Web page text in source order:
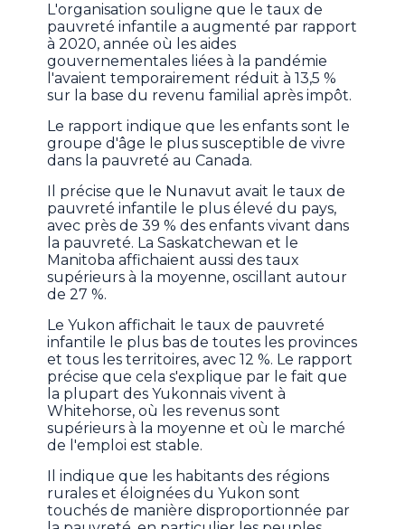
L'organisation souligne que le taux de
pauvreté infantile a augmenté par rapport
à 2020, année où les aides
gouvernementales liées à la pandémie
l'avaient temporairement réduit à 13,5 %
sur la base du revenu familial après impôt.
Le rapport indique que les enfants sont le
groupe d'âge le plus susceptible de vivre
dans la pauvreté au Canada.
Il précise que le Nunavut avait le taux de
pauvreté infantile le plus élevé du pays,
avec près de 39 % des enfants vivant dans
la pauvreté. La Saskatchewan et le
Manitoba affichaient aussi des taux
supérieurs à la moyenne, oscillant autour
de 27 %.
Le Yukon affichait le taux de pauvreté
infantile le plus bas de toutes les provinces
et tous les territoires, avec 12 %. Le rapport
précise que cela s'explique par le fait que
la plupart des Yukonnais vivent à
Whitehorse, où les revenus sont
supérieurs à la moyenne et où le marché
de l'emploi est stable.
Il indique que les habitants des régions
rurales et éloignées du Yukon sont
touchés de manière disproportionnée par